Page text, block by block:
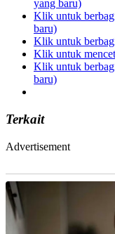
yang baru)
Klik untuk
baru)
Klik untuk
Klik untuk
Klik untuk
baru)
Terkait
Advertisement